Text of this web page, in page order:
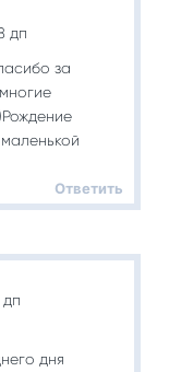
дп
за
Ответить
дп
дня